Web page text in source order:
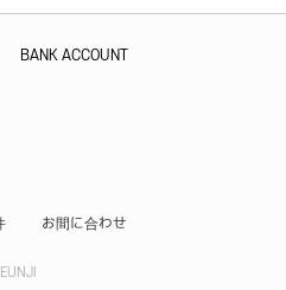
BANK ACCOUNT
お間に合わせ